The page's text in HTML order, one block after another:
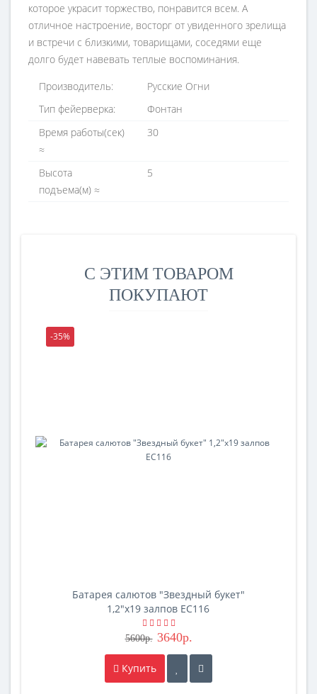
которое украсит торжество, понравится всем. А
отличное настроение, восторг от увиденного зрелища
и встречи с близкими, товарищами, соседями еще
долго будет навевать теплые воспоминания.
Производитель:
Русские Огни
Тип фейерверка:
Фонтан
Время работы(ceк)
≈
30
Высота
подъема(м) ≈
5
С ЭТИМ ТОВАРОМ
ПОКУПАЮТ
-35%
Батарея салютов "Звездный букет"
1,2"х19 залпов EC116
5600р. 3640р.
Купить